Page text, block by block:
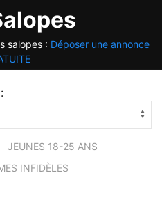
salopes : Déposer une annonce
JEUNES 18-25 ANS
INFIDÈLES